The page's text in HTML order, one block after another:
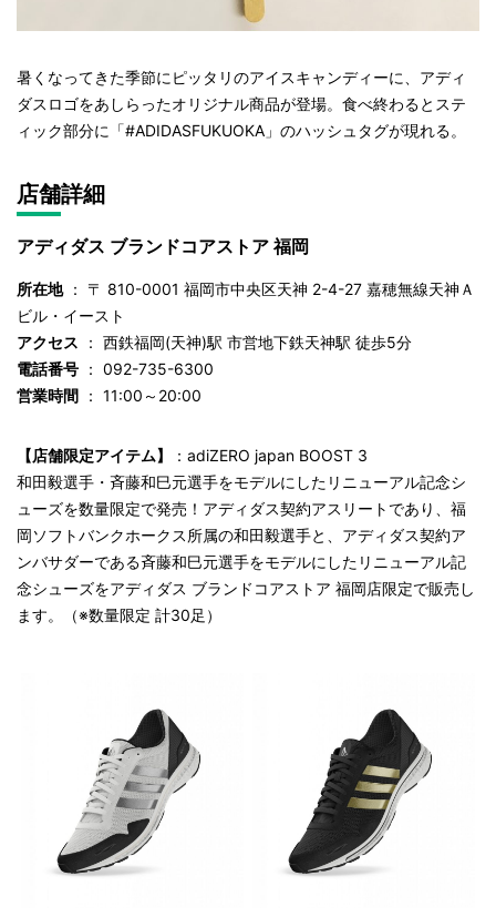
暑くなってきた季節にピッタリのアイスキャンディーに、アディ
ダスロゴをあしらったオリジナル商品が登場。食べ終わるとステ
ィック部分に「#ADIDASFUKUOKA」のハッシュタグが現れる。
店舗詳細
アディダス ブランドコアストア 福岡
所在地： 〒 810-0001 福岡市中央区天神 2-4-27 嘉穂無線天神Ａ
ビル・イースト
アクセス ： 西鉄福岡(天神)駅 市営地下鉄天神駅 徒歩5分
電話番号 ： 092-735-6300
営業時間 ： 11:00～20:00
【店舗限定アイテム】
：adiZERO japan BOOST 3
和田毅選手・斉藤和巳元選手をモデルにしたリニューアル記念シ
ューズを数量限定で発売！アディダス契約アスリートであり、福
岡ソフトバンクホークス所属の和田毅選手と、アディダス契約ア
ンバサダーである斉藤和巳元選手をモデルにしたリニューアル記
念シューズをアディダス ブランドコアストア 福岡店限定で販売し
ます。（※数量限定 計30足）